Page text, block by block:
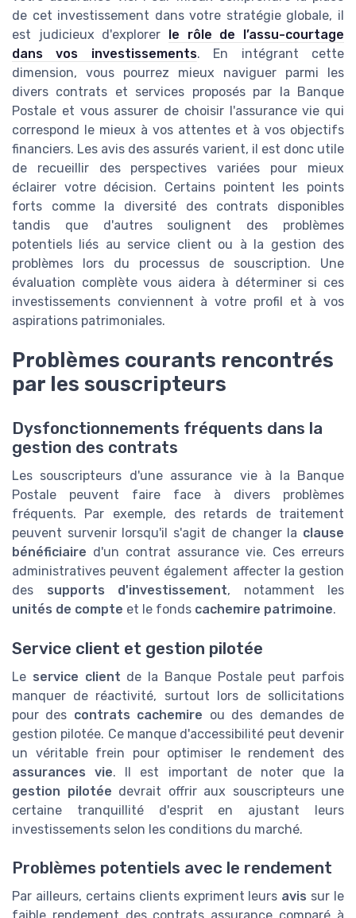
de cet investissement dans votre stratégie globale, il
est judicieux d'explorer le rôle de l’assu-courtage
dans vos investissements. En intégrant cette
dimension, vous pourrez mieux naviguer parmi les
divers contrats et services proposés par la Banque
Postale et vous assurer de choisir l'assurance vie qui
correspond le mieux à vos attentes et à vos objectifs
financiers. Les avis des assurés varient, il est donc utile
de recueillir des perspectives variées pour mieux
éclairer votre décision. Certains pointent les points
forts comme la diversité des contrats disponibles
tandis que d'autres soulignent des problèmes
potentiels liés au service client ou à la gestion des
problèmes lors du processus de souscription. Une
évaluation complète vous aidera à déterminer si ces
investissements conviennent à votre profil et à vos
aspirations patrimoniales.
Problèmes courants rencontrés
par les souscripteurs
Dysfonctionnements fréquents dans la
gestion des contrats
Les souscripteurs d'une assurance vie à la Banque
Postale peuvent faire face à divers problèmes
fréquents. Par exemple, des retards de traitement
peuvent survenir lorsqu'il s'agit de changer la clause
bénéficiaire d'un contrat assurance vie. Ces erreurs
administratives peuvent également affecter la gestion
des supports d'investissement, notamment les
unités de compte et le fonds cachemire patrimoine.
Service client et gestion pilotée
Le service client de la Banque Postale peut parfois
manquer de réactivité, surtout lors de sollicitations
pour des contrats cachemire ou des demandes de
gestion pilotée. Ce manque d'accessibilité peut devenir
un véritable frein pour optimiser le rendement des
assurances vie. Il est important de noter que la
gestion pilotée devrait offrir aux souscripteurs une
certaine tranquillité d'esprit en ajustant leurs
investissements selon les conditions du marché.
Problèmes potentiels avec le rendement
Par ailleurs, certains clients expriment leurs avis sur le